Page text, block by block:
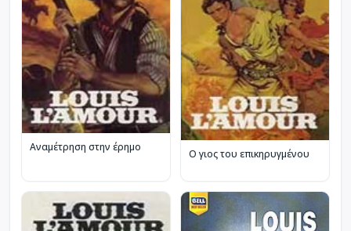
Αναμέτρηση στην έρημο
Ο γιος του επικηρυγμένου